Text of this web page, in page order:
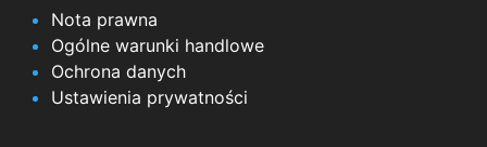
Nota prawna
Ogólne warunki handlowe
Ochrona danych
Ustawienia prywatności